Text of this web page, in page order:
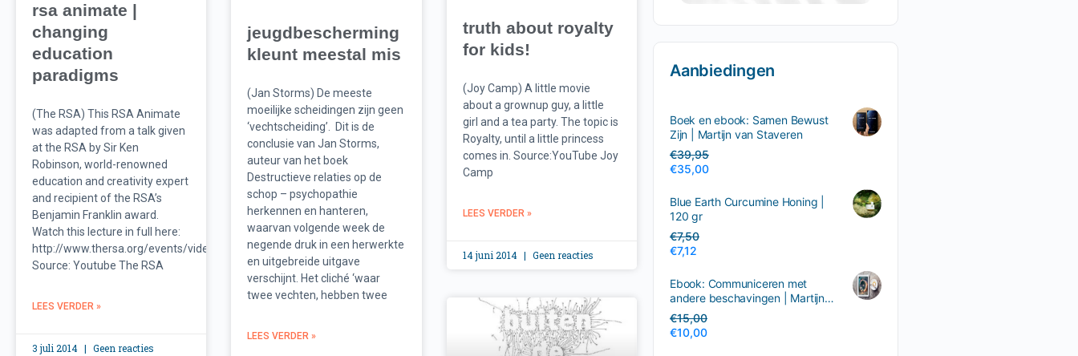
rsa animate |
changing
education
paradigms
(The RSA) This RSA Animate
was adapted from a talk given
at the RSA by Sir Ken
Robinson, world-renowned
education and creativity expert
and recipient of the RSA’s
Benjamin Franklin award.
Watch this lecture in full here:
http://www.thersa.org/events/video/ar…
Source: Youtube The RSA
LEES VERDER »
3 juli 2014 Geen reacties
jeugdbescherming
kleunt meestal mis
(Jan Storms) De meeste
moeilijke scheidingen zijn geen
‘vechtscheiding’. Dit is de
conclusie van Jan Storms,
auteur van het boek
Destructieve relaties op de
schop – psychopathie
herkennen en hanteren,
waarvan volgende week de
negende druk in een herwerkte
en uitgebreide uitgave
verschijnt. Het cliché ‘waar
twee vechten, hebben twee
LEES VERDER »
truth about royalty
for kids!
(Joy Camp) A little movie
about a grownup guy, a little
girl and a tea party. The topic is
Royalty, until a little princess
comes in. Source:YouTube Joy
Camp
LEES VERDER »
14 juni 2014 Geen reacties
Aanbiedingen
Boek en ebook: Samen Bewust
Zijn | Martijn van Staveren
€39,95
€35,00
Blue Earth Curcumine Honing |
120 gr
€7,50
€7,12
Ebook: Communiceren met
andere beschavingen | Martijn
van Staveren
€15,00
€10,00